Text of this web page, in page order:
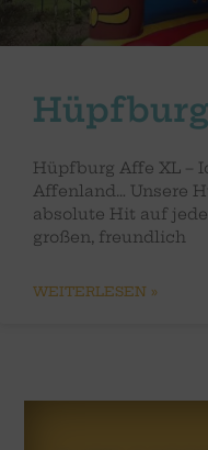
Hüpfburg Affe XL –
Affenland… Unsere
absolute Hit auf
großen, freundlich
WEITERLESEN »